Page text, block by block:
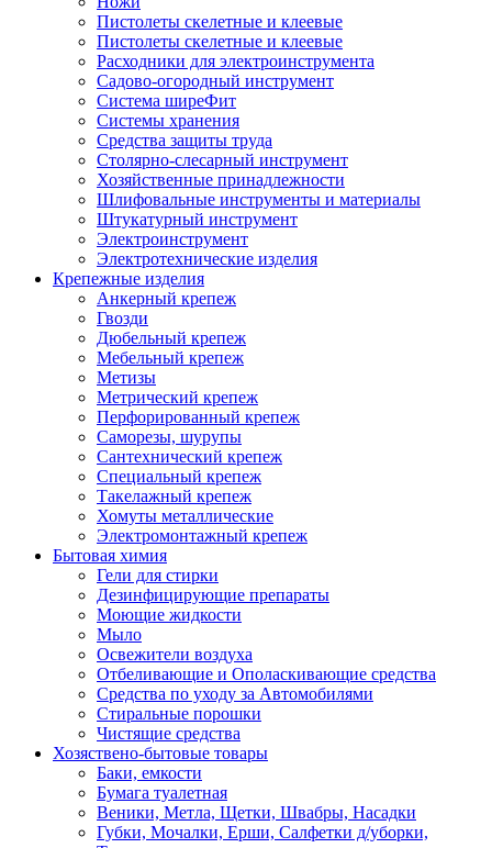
Пистолеты скелетные и клеевые
Пистолеты скелетные и клеевые
Расходники для электроинструмента
Садово-огородный инструмент
Система ширеФит
Системы хранения
Средства защиты труда
Столярно-слесарный инструмент
Хозяйственные принадлежности
Шлифовальные инструменты и материалы
Штукатурный инструмент
Электроинструмент
Электротехнические изделия
Крепежные изделия
Анкерный крепеж
Гвозди
Дюбельный крепеж
Мебельный крепеж
Метизы
Метрический крепеж
Перфорированный крепеж
Саморезы, шурупы
Сантехнический крепеж
Специальный крепеж
Такелажный крепеж
Хомуты металлические
Электромонтажный крепеж
Бытовая химия
Гели для стирки
Дезинфицирующие препараты
Моющие жидкости
Мыло
Освежители воздуха
Отбеливающие и Ополаскивающие средства
Средства по уходу за Автомобилями
Стиральные порошки
Чистящие средства
Хозяствено-бытовые товары
Баки, емкости
Бумага туалетная
Веники, Метла, Щетки, Швабры, Насадки
Губки, Мочалки, Ерши, Салфетки д/уборки,